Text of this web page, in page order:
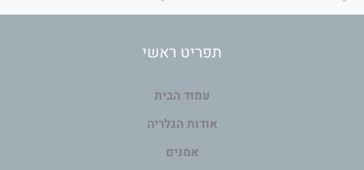
תפריט ראשי
עמוד הבית
אודות הגלריה
אמנים